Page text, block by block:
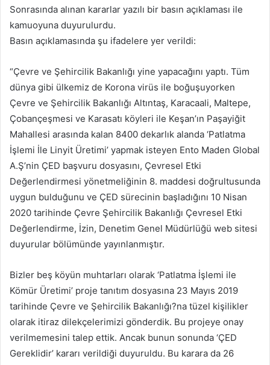
Sonrasında alınan kararlar yazılı bir basın açıklaması ile
kamuoyuna duyurulurdu.
Basın açıklamasında şu ifadelere yer verildi:
“Çevre ve Şehircilik Bakanlığı yine yapacağını yaptı. Tüm
dünya gibi ülkemiz de Korona virüs ile boğuşuyorken
Çevre ve Şehircilik Bakanlığı Altıntaş, Karacaali, Maltepe,
Çobançeşmesi ve Karasatı köyleri ile Keşan’ın Paşayiğit
Mahallesi arasında kalan 8400 dekarlık alanda ‘Patlatma
İşlemi İle Linyit Üretimi’ yapmak isteyen Ento Maden Global
A.Ş’nin ÇED başvuru dosyasını, Çevresel Etki
Değerlendirmesi yönetmeliğinin 8. maddesi doğrultusunda
uygun bulduğunu ve ÇED sürecinin başladığını 10 Nisan
2020 tarihinde Çevre Şehircilik Bakanlığı Çevresel Etki
Değerlendirme, İzin, Denetim Genel Müdürlüğü web sitesi
duyurular bölümünde yayınlanmıştır.
Bizler beş köyün muhtarları olarak ‘Patlatma İşlemi ile
Kömür Üretimi’ proje tanıtım dosyasına 23 Mayıs 2019
tarihinde Çevre ve Şehircilik Bakanlığı?na tüzel kişilikler
olarak itiraz dilekçelerimizi gönderdik. Bu projeye onay
verilmemesini talep ettik. Ancak bunun sonunda ‘ÇED
Gereklidir’ kararı verildiği duyuruldu. Bu karara da 26